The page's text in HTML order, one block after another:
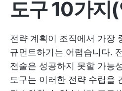
도구 10가지
전략 계획이 조직에서 가장
규먼트하기는 어렵습니다.
전술은 성공하지 못할 가능
도구는 이러한 전략 수립을